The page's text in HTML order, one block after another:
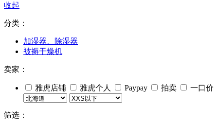
收起
分类：
加湿器、除湿器
被褥干燥机
卖家：
雅虎店铺 雅虎个人 Paypay 拍卖 一口价
筛选：